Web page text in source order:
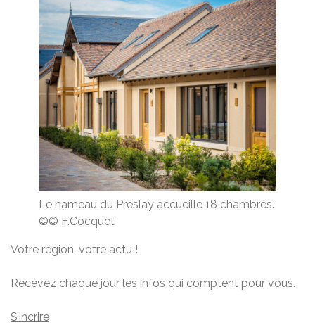
Le hameau du Preslay accueille 18 chambres.
©© F.Cocquet
Votre région, votre actu !
Recevez chaque jour les infos qui comptent pour vous.
S’incrire